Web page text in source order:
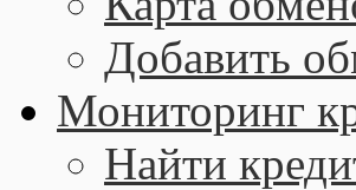
Добавить
Мониторинг
Найти